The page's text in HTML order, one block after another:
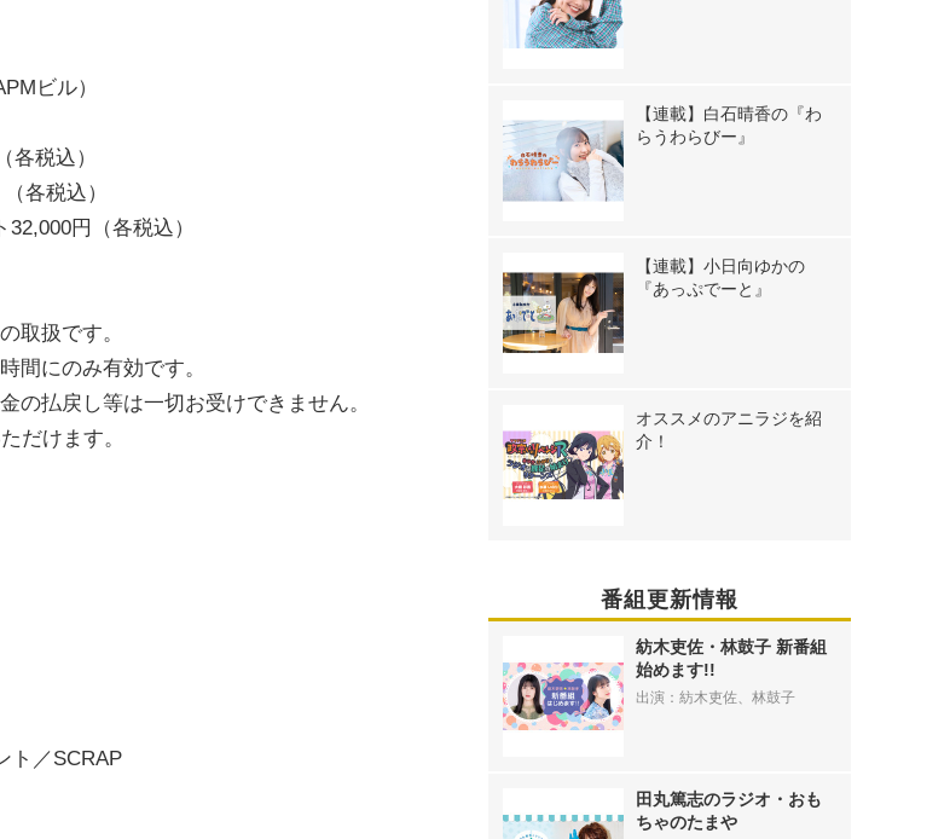
ビル）
各税込）
各税込）
円（各税込）
取扱です。
間にのみ有効です。
払戻し等は一切お受けできません。
だけます。
ト／SCRAP
【連載】白石晴香の『わ
らうわらびー』
【連載】小日向ゆかの
『あっぷでーと』
オススメのアニラジを紹
介！
番組更新情報
紡木吏佐・林鼓子 新番組
始めます!!
出演：紡木吏佐、林鼓子
田丸篤志のラジオ・おも
ちゃのたまや